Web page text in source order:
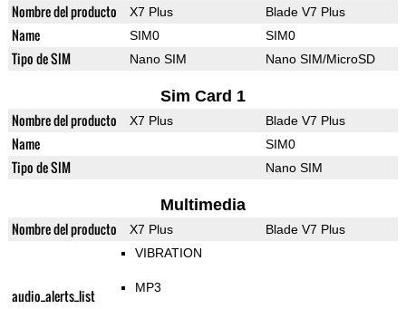
Nombre del producto X7 Plus Blade V7 Plus
Name SIM0 SIM0
Tipo de SIM Nano SIM Nano SIM/MicroSD
Sim Card 1
Nombre del producto X7 Plus Blade V7 Plus
Name SIM0
Tipo de SIM Nano SIM
Multimedia
Nombre del producto X7 Plus Blade V7 Plus
audio_alerts_list
VIBRATION
MP3